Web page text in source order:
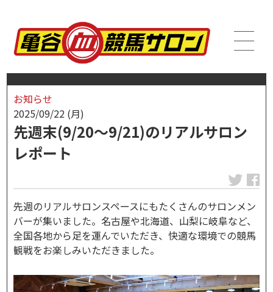
お知らせ
2025/09/22 (月)
先週末(9/20～9/21)のリアルサロン
レポート
先週のリアルサロンスペースにもたくさんのサロンメン
バーが集いました。名古屋や北海道、山梨に岐阜など、
全国各地から足を運んでいただき、快適な環境での競馬
観戦をお楽しみいただきました。